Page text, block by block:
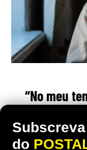
“No meu
antigo
do